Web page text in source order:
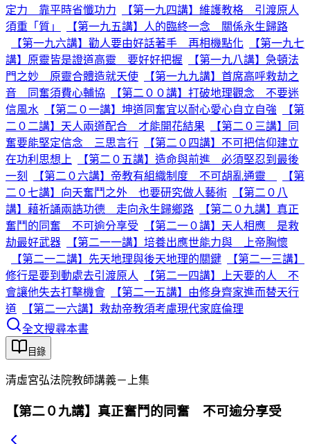
定力 靠平時省懺功力
【第一九四講】維護教格 引渡原人
須重「質」
【第一九五講】人的臨終一念 關係永生歸路
【第一九六講】勸人要由好話著手 再相機點化
【第一九七
講】原靈皆是證道高靈 要好好把握
【第一九八講】急頓法
門之妙 原靈合體造就天使
【第一九九講】首席高呼救劫之
音 同奮須費心輔協
【第二００講】打破地理觀念 不要迷
信風水
【第二０一講】坤道同奮宜以耐心愛心自立自強
【第
二０二講】天人兩道配合 才能開花結果
【第二０三講】同
奮要能堅定信念 三思言行
【第二０四講】不可把信仰建立
在功利思想上
【第二０五講】造命與前進 必須堅忍到最後
一刻
【第二０六講】帝教有組織制度 不可胡亂通靈
【第
二０七講】向天奮鬥之外 也要研究做人藝術
【第二０八
講】藉祈誦兩誥功德 走向永生歸鄉路
【第二０九講】真正
奮鬥的同奮 不可逾分享受
【第二一０講】天人相應 是救
劫最好武器
【第二一一講】培養出應世能力與 上帝胸懷
【第二一二講】先天地理與後天地理的關鍵
【第二一三講】
修行是要到動處去引渡原人
【第二一四講】上天要的人 不
會讓他失去打擊機會
【第二一五講】由修身齊家進而替天行
道
【第二一六講】救劫帝教須考慮現代家庭倫理
全文搜尋本書
目錄
清虛宮弘法院教師講義－上集
【第二０九講】真正奮鬥的同奮 不可逾分享受